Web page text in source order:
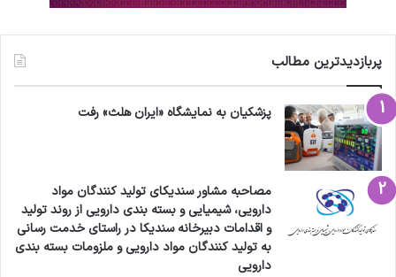
پربازدیدترین مطالب
پزشکیان به نمایشگاه «ایران هلث» رفت
مصاحبه مشاور سندیکای تولید کنندگان مواد
دارویی، شیمیایی و بسته بندی دارویی از روند تولید
و اقدامات دبیرخانه سندیکا در راستای خدمت رسانی
به تولید کنندگان مواد دارویی و ملزومات بسته بندی
دارویی